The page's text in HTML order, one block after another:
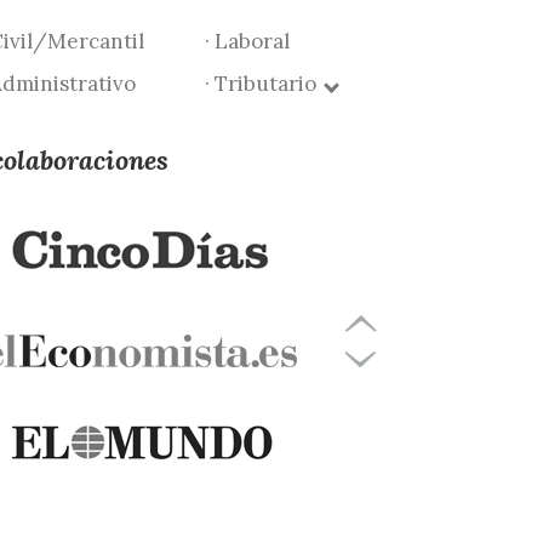
Mercantil
· Laboral
· Tributario